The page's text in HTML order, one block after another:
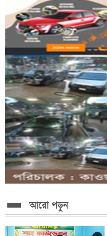
১৪ বছরের শিক্ষার্থীর গুলিতে
কক্সবাজারে ৫০০ শয্যার
আরো পড়ুন